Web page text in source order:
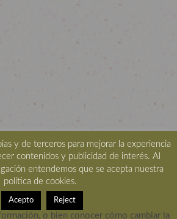
y de terceros para mejorar la experiencia
contenidos y publicidad de interés. Al
entendemos que se acepta nuestra
política de cookies.
Acepto Reject
o bien conocer cómo cambiar la